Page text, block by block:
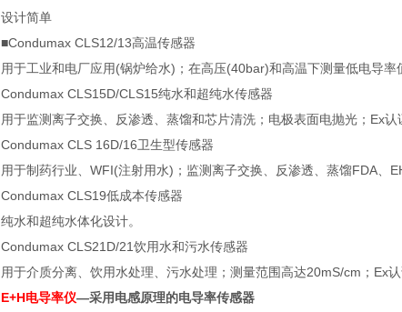
设计简单
■Condumax CLS12/13高温传感器
用于工业和电厂应用(锅炉给水)；在高压(40bar)和高温下测量低电导率
Condumax CLS15D/CLS15纯水和超纯水传感器
用于监测离子交换、反渗透、蒸馏和芯片清洗；电极表面电抛光；Ex认
Condumax CLS 16D/16卫生型传感器
用于制药行业、WFI(注射用水)；监测离子交换、反渗透、蒸馏FDA、
Condumax CLS19低成本传感器
纯水和超纯水体化设计。
Condumax CLS21D/21饮用水和污水传感器
用于介质分离、饮用水处理、污水处理；测量范围高达20mS/cm；Ex认
E+H电导率仪—采用电感原理的电导率传感器